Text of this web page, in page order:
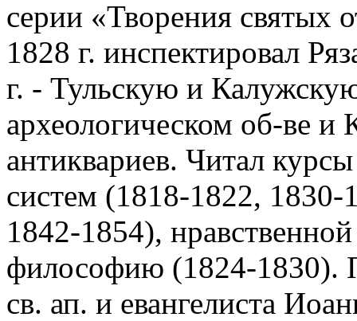
серии «Творения святых
1828 г. инспектировал
г. - Тульскую и
археологическом об-ве и
антиквариев. Читал
систем (1818-1822,
1842-1854),
философию (1824-1830).
св. ап. и евангелиста